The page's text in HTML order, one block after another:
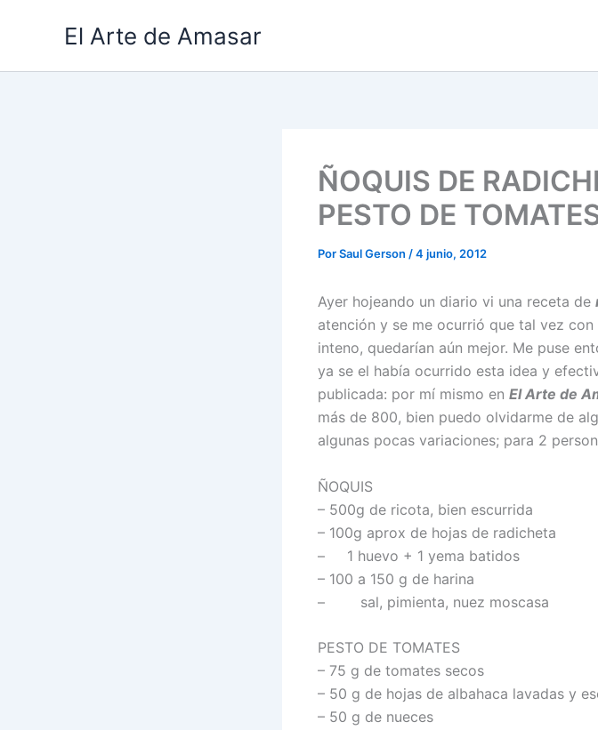
El Arte de Amasar
ÑOQUIS DE
PESTO DE
PorSaul Gerson /4 junio, 2012
Ayer hojeando un diario vi una receta de
atención y se me ocurrió que tal vez
inteno, quedarían aún mejor. Me puse
ya se el había ocurrido esta idea y
publicada: por mí mismo en El Arte de
más de 800, bien puedo olvidarme de
algunas pocas variaciones; para 2
ÑOQUIS
– 500g de ricota, bien escurrida
– 100g aprox de hojas de radicheta
– 1 huevo + 1 yema batidos
– 100 a 150 g de harina
– sal, pimienta, nuez moscasa
PESTO DE TOMATES
– 75 g de tomates secos
– 50 g de hojas de albahaca lavadas y
– 50 g de nueces